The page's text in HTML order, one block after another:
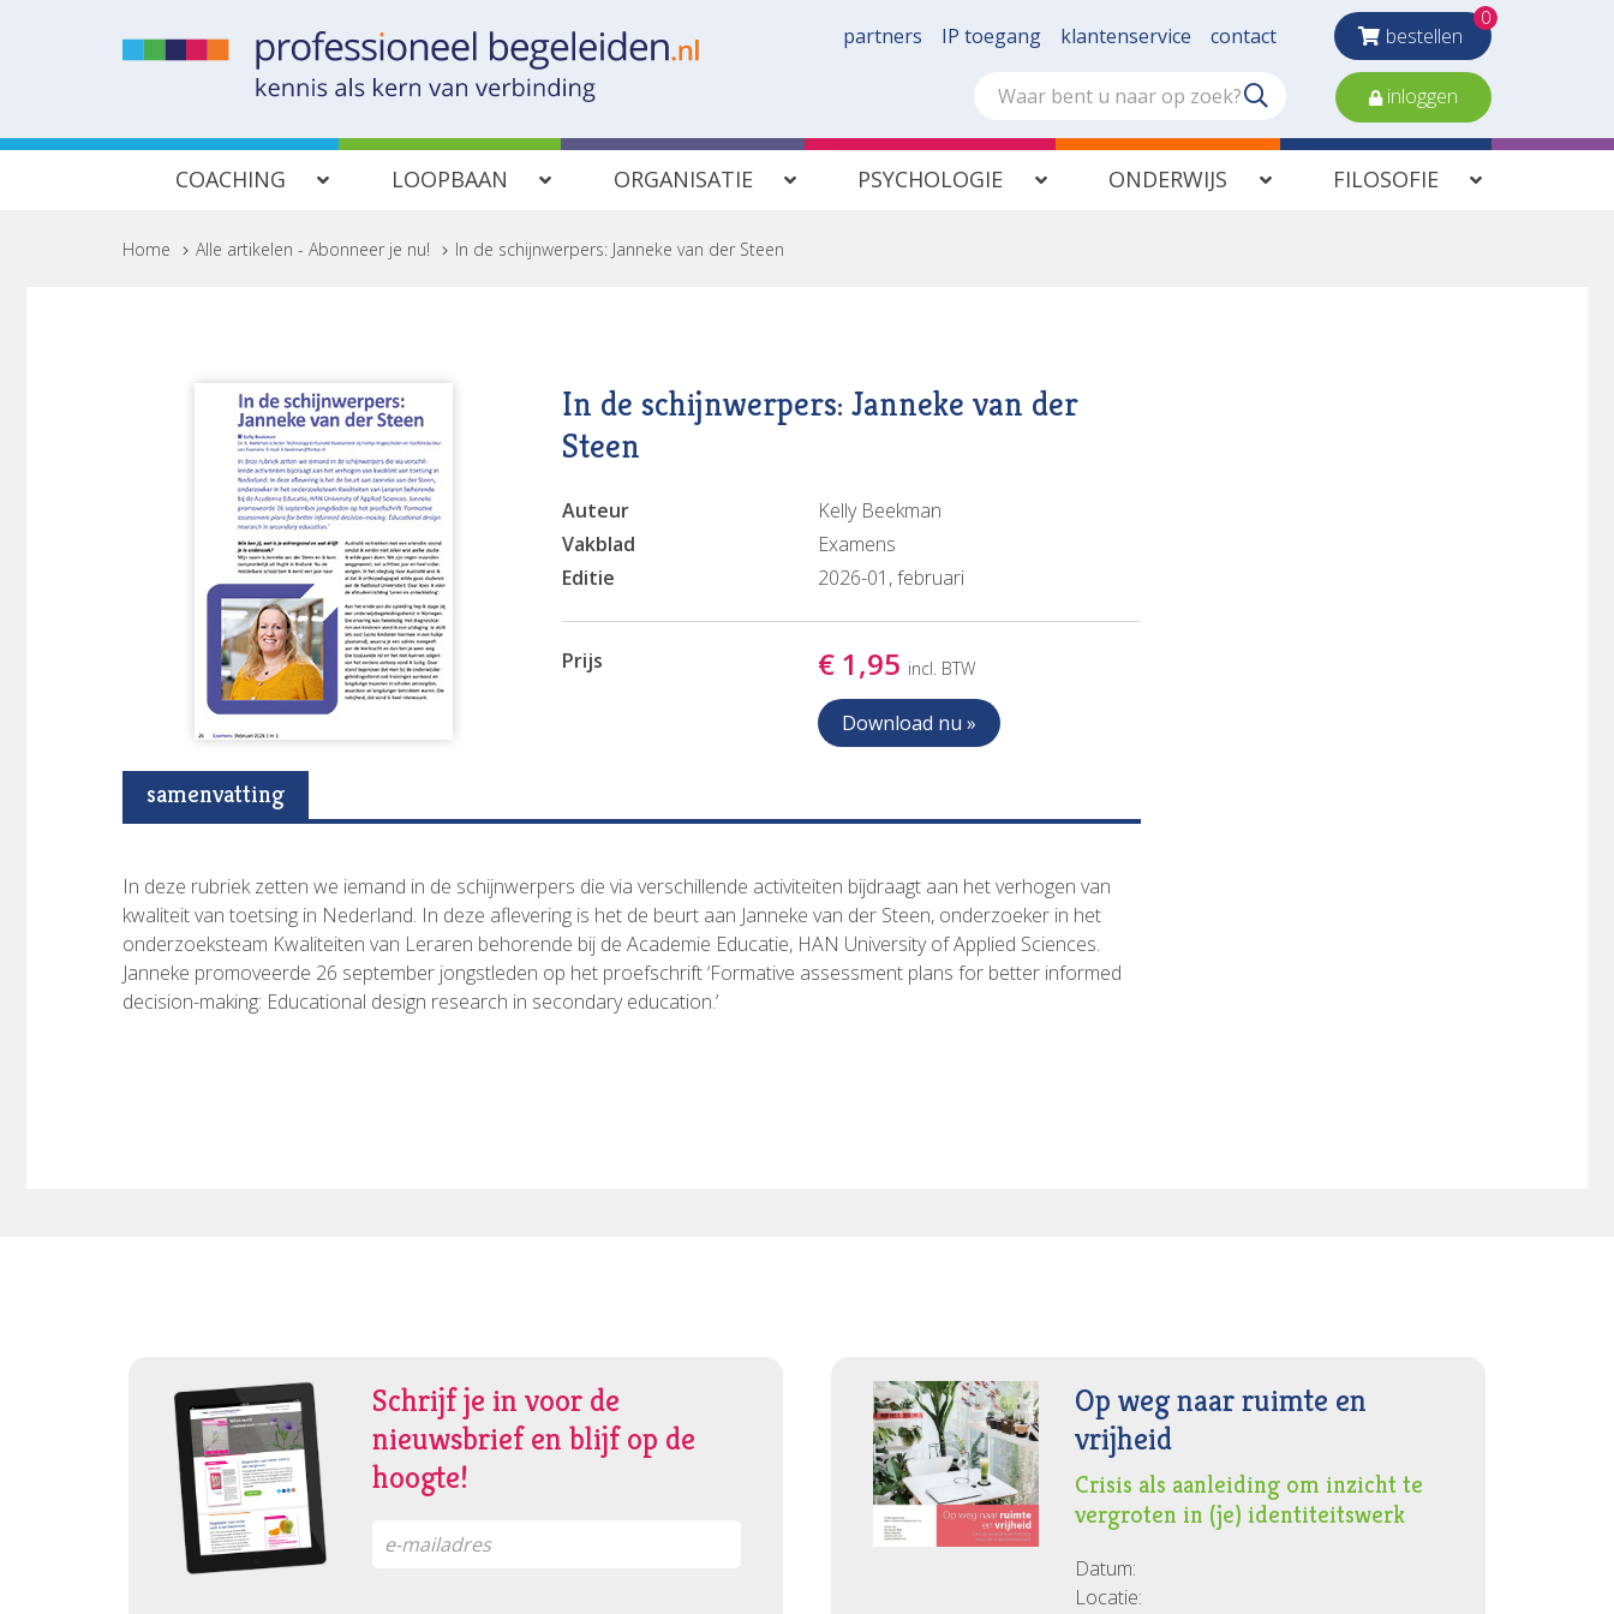
partners IP toegang klantenservice contact bestellen
0
inloggen
COACHING LOOPBAAN ORGANISATIE PSYCHOLOGIE ONDERWIJS FILOSOFIE
Home > Alle artikelen - Abonneer je nu! > In de schijnwerpers: Janneke van der Steen
In de schijnwerpers: Janneke van der
Steen
Auteur
Kelly Beekman
Vakblad
Examens
Editie
2026-01, februari
Prijs € 1,95 incl. BTW
Download nu »
samenvatting
In deze rubriek zetten we iemand in de schijnwerpers die via verschillende activiteiten bijdraagt aan het verhogen van
kwaliteit van toetsing in Nederland. In deze aflevering is het de beurt aan Janneke van der Steen, onderzoeker in het
onderzoeksteam Kwaliteiten van Leraren behorende bij de Academie Educatie, HAN University of Applied Sciences.
Janneke promoveerde 26 september jongstleden op het proefschrift ‘Formative assessment plans for better informed
decision-making: Educational design research in secondary education.’
Schrijf je in voor de
nieuwsbrief en blijf op de
hoogte!
Op weg naar ruimte en
vrijheid
Crisis als aanleiding om inzicht te
vergroten in (je) identiteitswerk
Datum:
Locatie: